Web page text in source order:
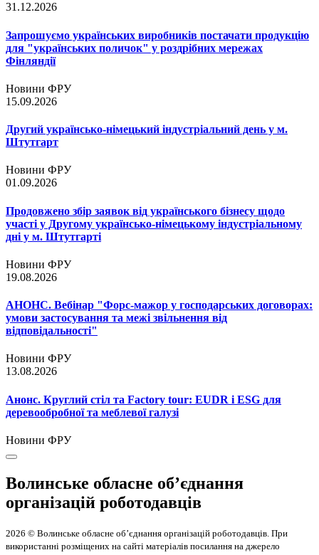
31.12.2026
Запрошуємо українських виробників постачати продукцію
для "українських поличок" у роздрібних мережах
Фінляндії
Новини ФРУ
15.09.2026
Другий українсько-німецький індустріальний день у м.
Штутгарт
Новини ФРУ
01.09.2026
Продовжено збір заявок від українського бізнесу щодо
участі у Другому українсько-німецькому індустріальному
дні у м. Штутгарті
Новини ФРУ
19.08.2026
АНОНС. Вебінар "Форс-мажор у господарських договорах:
умови застосування та межі звільнення від
відповідальності"
Новини ФРУ
13.08.2026
Анонс. Круглий стіл та Factory tour: EUDR і ESG для
деревообробної та меблевої галузі
Новини ФРУ
Волинське обласне об’єднання
організацій роботодавців
2026 © Волинське обласне об’єднання організацій роботодавців. При
використанні розміщених на сайті матеріалів посилання на джерело